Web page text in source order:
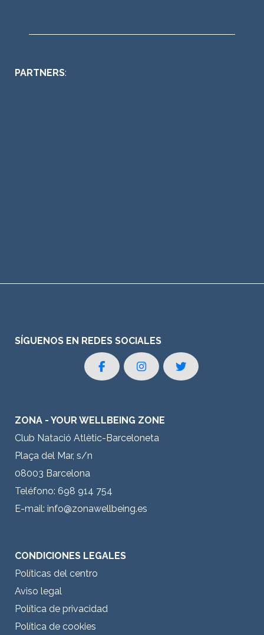
PARTNERS:
SÍGUENOS EN REDES SOCIALES
ZONA - YOUR WELLBEING ZONE
Club Natació Atlètic-Barceloneta
Plaça del Mar, s/n
08003 Barcelona
Teléfono: 698 914 754
E-mail: info@zonawellbeing.es
CONDICIONES LEGALES
Políticas del centro
Aviso legal
Política de privacidad
Política de cookies